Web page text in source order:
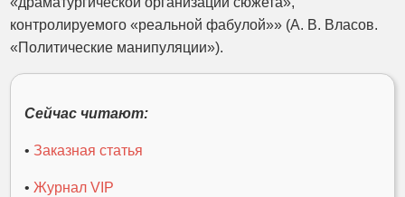
контролируемого «реальной фабулой»» (А. В. Власов.
«Политические манипуляции»).
Сейчас читают:
•Заказная статья
• Журнал VIP